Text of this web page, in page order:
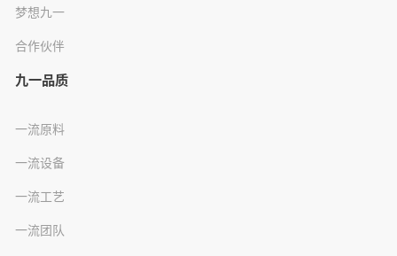
梦想九一
合作伙伴
九一品质
一流原料
一流设备
一流工艺
一流团队